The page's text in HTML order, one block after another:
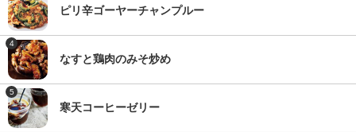
ピリ辛ゴーヤーチャンプルー
4
なすと鶏肉のみそ炒め
5
寒天コーヒーゼリー